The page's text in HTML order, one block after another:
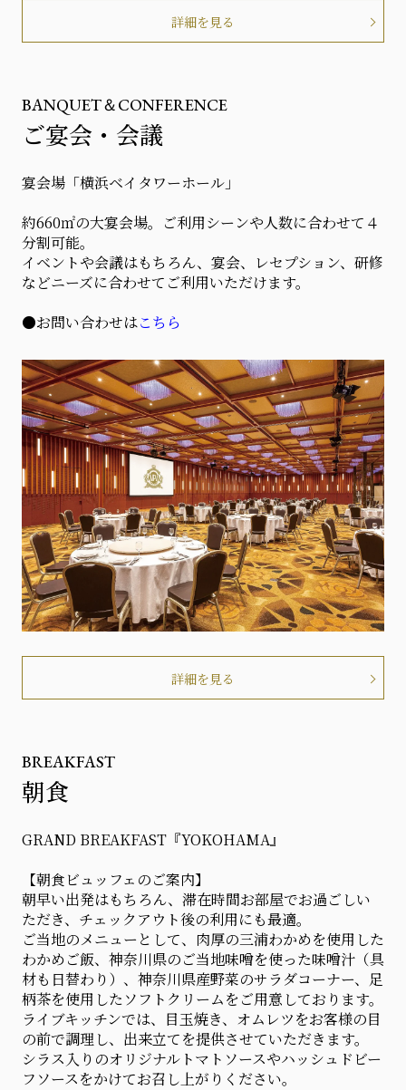
詳細を見る
BANQUET＆CONFERENCE
ご宴会・会議
宴会場「横浜ベイタワーホール」
約660㎡の大宴会場。ご利用シーンや人数に合わせて４
分割可能。
イベントや会議はもちろん、宴会、レセプション、研修
などニーズに合わせてご利用いただけます。
●お問い合わせはこちら
詳細を見る
BREAKFAST
朝食
GRAND BREAKFAST『YOKOHAMA』
【朝食ビュッフェのご案内】
朝早い出発はもちろん、滞在時間お部屋でお過ごしい
ただき、チェックアウト後の利用にも最適。
ご当地のメニューとして、肉厚の三浦わかめを使用した
わかめご飯、神奈川県のご当地味噌を使った味噌汁（具
材も日替わり）、神奈川県産野菜のサラダコーナー、足
柄茶を使用したソフトクリームをご用意しております。
ライブキッチンでは、目玉焼き、オムレツをお客様の目
の前で調理し、出来立てを提供させていただきます。
シラス入りのオリジナルトマトソースやハッシュドビー
フソースをかけてお召し上がりください。